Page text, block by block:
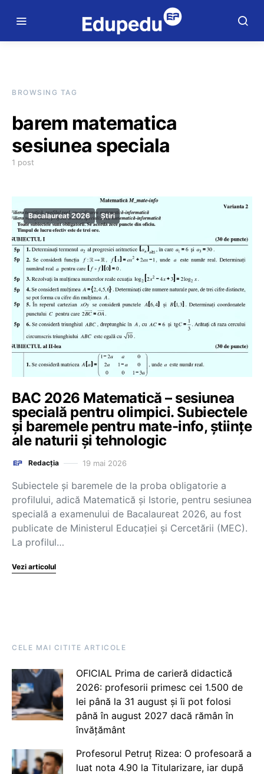
BROWSING TAG
barem matematica
sesiunea speciala
1 post
Bacalaureat 2026 Știri
BAC 2026 Matematică – sesiunea
specială pentru olimpici. Subiectele
și baremele pentru mate-info, științe
ale naturii și tehnologic
Redacția 19 mai 2026
Subiectele și baremele de la proba obligatorie a
profilului, adică Matematică și Istorie, pentru sesiunea
specială a examenului de Bacalaureat 2026, au fost
publicate de Ministerul Educației și Cercetării (MEC).
La profilul…
Vezi articolul
CELE MAI CITITE ARTICOLE
OFICIAL Prima de carieră didactică
2026: profesorii primesc cei 1.500 de
lei până la 31 august și îi pot folosi
până în august 2027 dacă rămân în
învățământ
Profesorul Petruț Rizea: O profesoară a
luat nota 4.90 la Titularizare, iar după